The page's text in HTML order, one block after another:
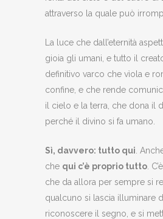
attraverso la quale può
La luce che dall’eternità
gioia gli umani, e tutto il
definitivo varco che vìola e
confine, e che rende
il cielo e la terra, che dona il
perché il divino si fa umano.
Sì, davvero: tutto qui .
che qui c’è proprio tutto .
che da allora per sempre si
qualcuno si lascia illuminare
riconoscere il segno, e si